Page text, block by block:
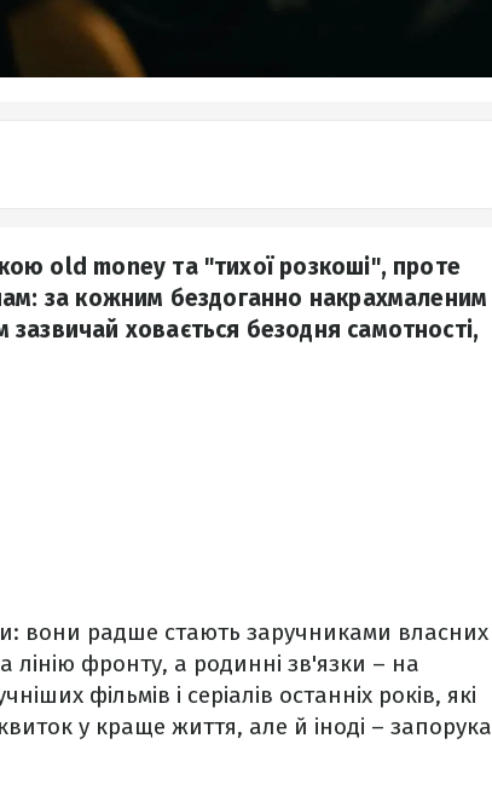
old money та "тихої розкоші", проте
за кожним бездоганно накрахмаленим
ховається безодня самотності,
вони радше стають заручниками власних
лінію фронту, а родинні зв'язки – на
фільмів і серіалів останніх років, які
у краще життя, але й іноді – запорука